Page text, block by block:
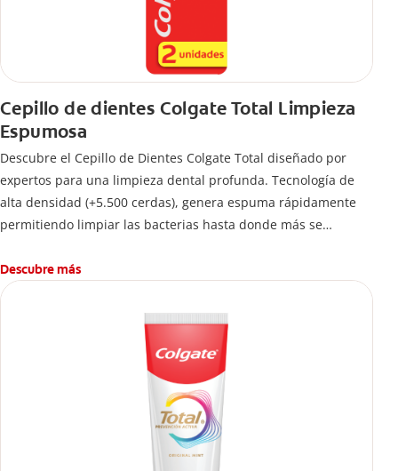
Cepillo de dientes Colgate Total Limpieza
Espumosa
Descubre el Cepillo de Dientes Colgate Total diseñado por
expertos para una limpieza dental profunda. Tecnología de
alta densidad (+5.500 cerdas), genera espuma rápidamente
permitiendo limpiar las bacterias hasta donde más se
Descubre más